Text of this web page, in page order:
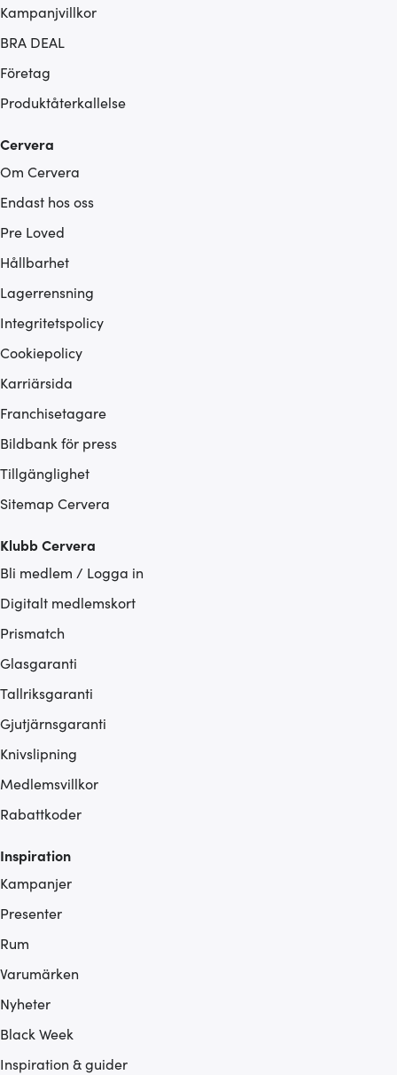
Kampanjvillkor
BRA DEAL
Företag
Produktåterkallelse
Cervera
Om Cervera
Endast hos oss
Pre Loved
Hållbarhet
Lagerrensning
Integritetspolicy
Cookiepolicy
Karriärsida
Franchisetagare
Bildbank för press
Tillgänglighet
Sitemap Cervera
Klubb Cervera
Bli medlem / Logga in
Digitalt medlemskort
Prismatch
Glasgaranti
Tallriksgaranti
Gjutjärnsgaranti
Knivslipning
Medlemsvillkor
Rabattkoder
Inspiration
Kampanjer
Presenter
Rum
Varumärken
Nyheter
Black Week
Inspiration & guider